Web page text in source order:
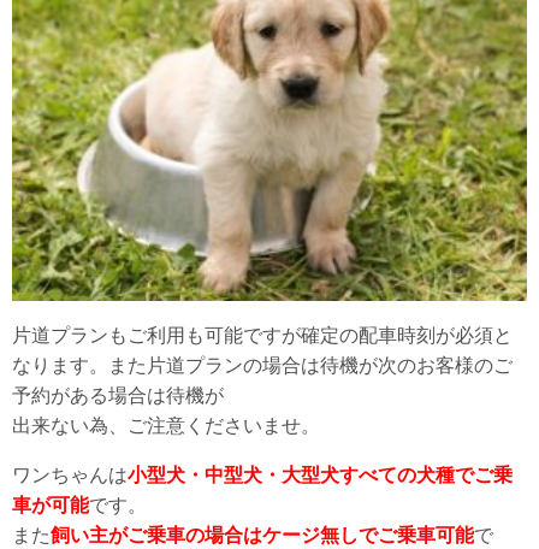
片道プランもご利用も可能ですが確定の配車時刻が必須と
なります。また片道プランの場合は待機が次のお客様のご
予約がある場合は待機が
出来ない為、ご注意くださいませ。
ワンちゃんは小型犬・中型犬・大型犬すべての犬種でご乗
車が可能です。
また飼い主がご乗車の場合はケージ無しでご乗車可能で